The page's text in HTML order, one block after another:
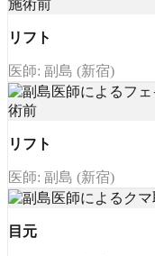
リフト
医師: 副島 (新宿)
リフト
医師: 副島 (新宿)
目元